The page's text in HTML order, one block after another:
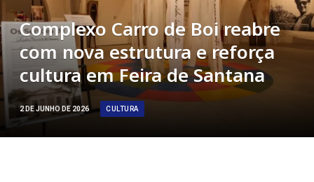
Complexo Carro de Boi reabre
com nova estrutura e reforça
cultura em Feira de Santana
2 DE JUNHO DE 2026 CULTURA